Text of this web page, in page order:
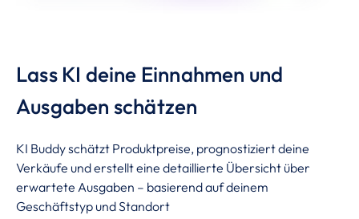
Lass KI deine Einnahmen und
Ausgaben schätzen
KI Buddy schätzt Produktpreise, prognostiziert deine
Verkäufe und erstellt eine detaillierte Übersicht über
erwartete Ausgaben – basierend auf deinem
Geschäftstyp und Standort